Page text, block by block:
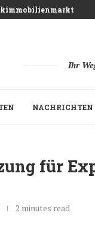
Ihr
NACHRICHTEN
für
2 minutes read